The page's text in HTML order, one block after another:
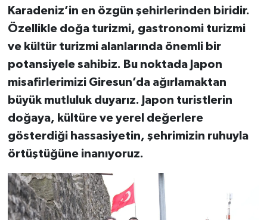
Karadeniz’in en özgün şehirlerinden biridir.
Özellikle doğa turizmi, gastronomi turizmi
ve kültür turizmi alanlarında önemli bir
potansiyele sahibiz. Bu noktada Japon
misafirlerimizi Giresun’da ağırlamaktan
büyük mutluluk duyarız. Japon turistlerin
doğaya, kültüre ve yerel değerlere
gösterdiği hassasiyetin, şehrimizin ruhuyla
örtüştüğüne inanıyoruz.